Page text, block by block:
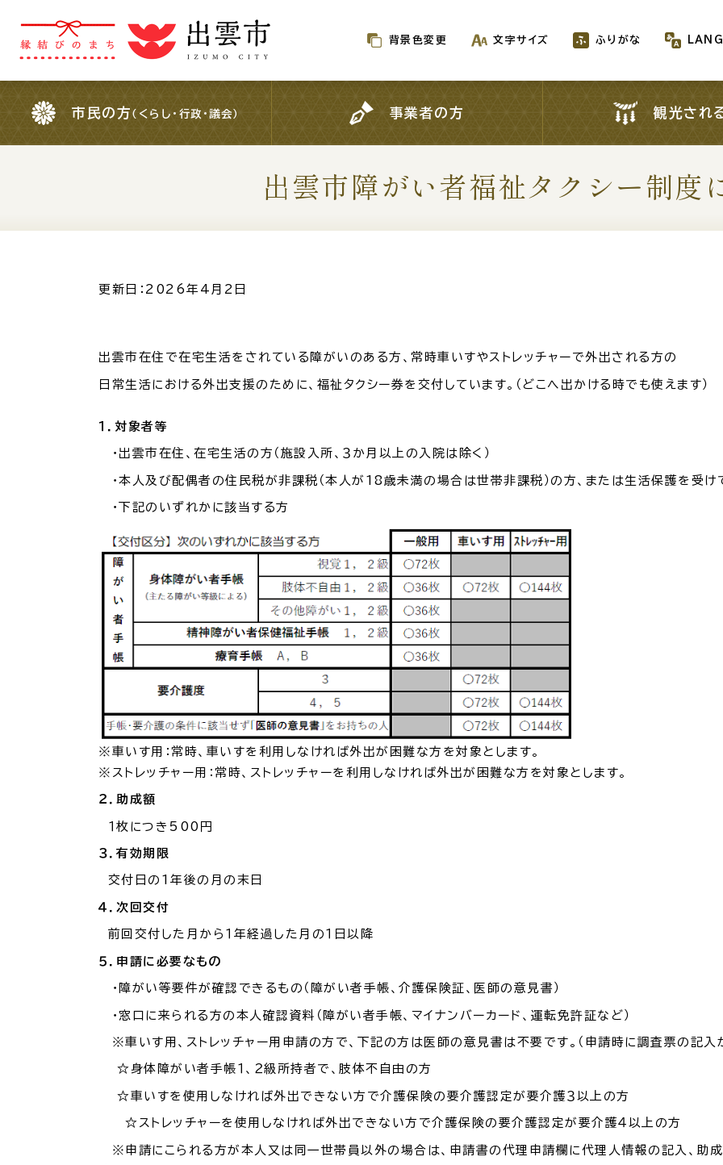
背景色変更 文字サイズ ふりがな
背景色変更 文字サイズ ふりがな
新着情報一覧
場面から探す
引っ越し 就職・転職・退職 高齢者・介護
目的 から探す
届出・手続・申請
各種相談窓口 担当窓口 ライフライン
おたすけアプリ
防災情報サイト
市役所へのアクセス 各課へのお問い合わせ サイ
市民の方 （くらし・行政・議会） 事業者の方 観光され
出雲市障がい者福祉タクシー制度
更新日：2026年4月2日
出雲市在住で在宅生活をされている障がいのある方、常時車いすやストレッチャーで外出される方の
日常生活における外出支援のために、福祉タクシー券を交付しています。（どこへ出かける時でも使えます）
１．対象者等
・出雲市在住、在宅生活の方（施設入所、３か月以上の入院は除く）
・本人及び配偶者の住民税が非課税（本人が18歳未満の場合は世帯非課税）の方、または生活保護を受け
・下記のいずれかに該当する方
※車いす用：常時、車いすを利用しなければ外出が困難な方を対象とします。
※ストレッチャー用：常時、ストレッチャーを利用しなければ外出が困難な方を対象とします。
２．助成額
１枚につき500円
３．有効期限
交付日の1年後の月の末日
４．次回交付
前回交付した月から１年経過した月の１日以降
５．申請に必要なもの
・障がい等要件が確認できるもの（障がい者手帳、介護保険証、医師の意見書）
・窓口に来られる方の本人確認資料（障がい者手帳、マイナンバーカード、運転免許証など）
※車いす用、ストレッチャー用申請の方で、下記の方は医師の意見書は不要です。（申請時に調査票の記入
☆身体障がい者手帳１、２級所持者で、肢体不自由の方
☆車いすを使用しなければ外出できない方で介護保険の要介護認定が要介護３以上の方
☆ストレッチャーを使用しなければ外出できない方で介護保険の要介護認定が要介護４以上の方
※申請にこられる方が本人又は同一世帯員以外の場合は、申請書の代理申請欄に代理人情報の記入、助